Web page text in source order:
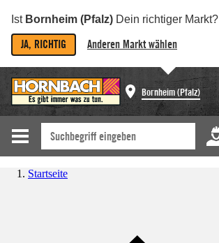
Ist Bornheim (Pfalz) Dein richtiger Markt?
JA, RICHTIG Anderen Markt wählen
Bornheim (Pfalz)
Startseite